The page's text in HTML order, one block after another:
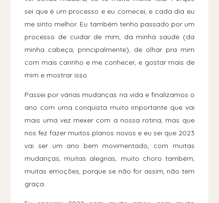
sei que é um processo e eu comecei, e cada dia eu
me sinto melhor. Eu também tenho passado por um
processo de cuidar de mim, da minha saúde (da
minha cabeça, principalmente), de olhar pra mim
com mais carinho e me conhecer, e gostar mais de
mim e mostrar isso.
Passei por várias mudanças na vida e finalizamos o
ano com uma conquista muito importante que vai
mais uma vez mexer com a nossa rotina, mas que
nos fez fazer muitos planos novos e eu sei que 2023
vai ser um ano bem movimentado, com muitas
mudanças, muitas alegrias, muito choro também,
muitas emoções, porque se não for assim, não tem
graça.